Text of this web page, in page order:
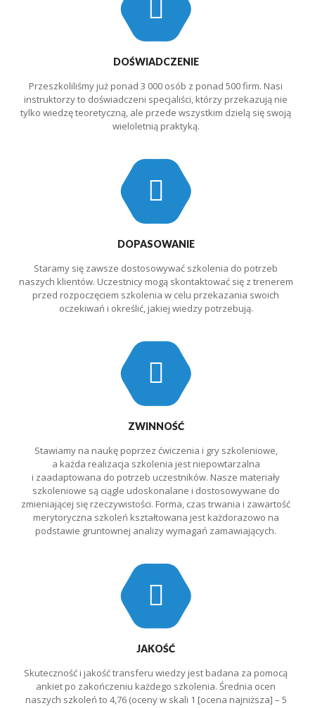
DOŚWIADCZENIE
Przeszkoliliśmy już ponad 3 000 osób z ponad 500 firm. Nasi
instruktorzy to doświadczeni specjaliści, którzy przekazują nie
tylko wiedzę teoretyczną, ale przede wszystkim dzielą się swoją
wieloletnią praktyką.
DOPASOWANIE
Staramy się zawsze dostosowywać szkolenia do potrzeb
naszych klientów. Uczestnicy mogą skontaktować się z trenerem
przed rozpoczęciem szkolenia w celu przekazania swoich
oczekiwań i określić, jakiej wiedzy potrzebują.
ZWINNOŚĆ
Stawiamy na naukę poprzez ćwiczenia i gry szkoleniowe,
a każda realizacja szkolenia jest niepowtarzalna
i zaadaptowana do potrzeb uczestników. Nasze materiały
szkoleniowe są ciągle udoskonalane i dostosowywane do
zmieniającej się rzeczywistości. Forma, czas trwania i zawartość
merytoryczna szkoleń kształtowana jest każdorazowo na
podstawie gruntownej analizy wymagań zamawiających.
JAKOŚĆ
Skuteczność i jakość transferu wiedzy jest badana za pomocą
ankiet po zakończeniu każdego szkolenia. Średnia ocen
naszych szkoleń to 4,76 (oceny w skali 1 [ocena najniższa] – 5